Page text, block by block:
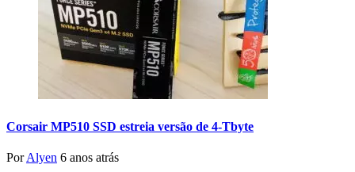
Corsair MP510 SSD estreia versão de 4-Tbyte
PorAlyen 6 anos atrás